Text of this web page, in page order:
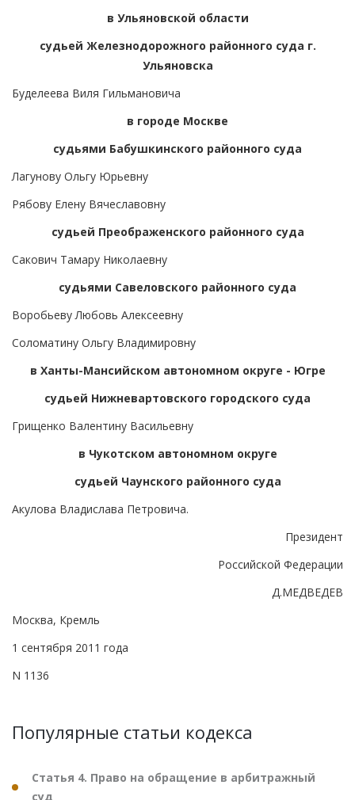
в Ульяновской области
судьей Железнодорожного районного суда г.
Ульяновска
Буделеева Виля Гильмановича
в городе Москве
судьями Бабушкинского районного суда
Лагунову Ольгу Юрьевну
Рябову Елену Вячеславовну
судьей Преображенского районного суда
Сакович Тамару Николаевну
судьями Савеловского районного суда
Воробьеву Любовь Алексеевну
Соломатину Ольгу Владимировну
в Ханты-Мансийском автономном округе - Югре
судьей Нижневартовского городского суда
Грищенко Валентину Васильевну
в Чукотском автономном округе
судьей Чаунского районного суда
Акулова Владислава Петровича.
Президент
Российской Федерации
Д.МЕДВЕДЕВ
Москва, Кремль
1 сентября 2011 года
N 1136
Популярные статьи кодекса
Статья 4. Право на обращение в арбитражный
суд